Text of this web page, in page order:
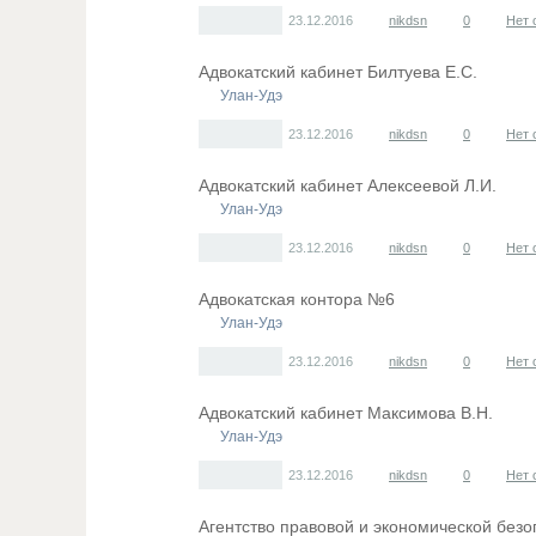
23.12.2016 nikdsn 0 Нет
Адвокатский кабинет Билтуева Е.С.
Улан-Удэ
23.12.2016 nikdsn 0 Нет
Адвокатский кабинет Алексеевой Л.И.
Улан-Удэ
23.12.2016 nikdsn 0 Нет
Адвокатская контора №6
Улан-Удэ
23.12.2016 nikdsn 0 Нет
Адвокатский кабинет Максимова В.Н.
Улан-Удэ
23.12.2016 nikdsn 0 Нет
Агентство правовой и экономической